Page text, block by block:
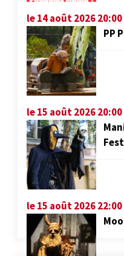
le 14 août 2026 20:00
PP
le 15 août 2026 20:00
le 15 août 2026 22:00